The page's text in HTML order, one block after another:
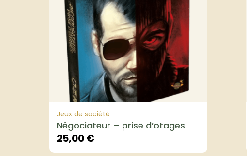
Jeux de société
Négociateur – prise d’otages
25,00€